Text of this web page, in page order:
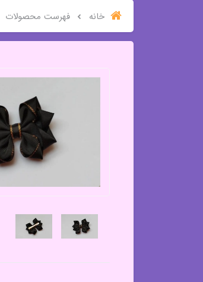
خانه فهرست محصولات